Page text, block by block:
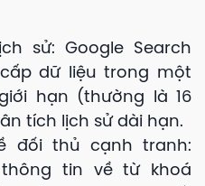
sử: Google Search
dữ liệu trong một
hạn (thường là 16
tích lịch sử dài hạn.
đối thủ cạnh tranh:
tin về từ khoá